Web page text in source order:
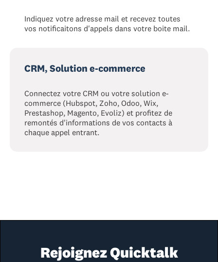
Indiquez votre adresse mail et recevez toutes
vos notificaitons d'appels dans votre boite mail.
CRM, Solution e-commerce
Connectez votre CRM ou votre solution e-
commerce (Hubspot, Zoho, Odoo, Wix,
Prestashop, Magento, Evoliz) et profitez de
remontés d'informations de vos contacts à
chaque appel entrant.
Rejoignez Quicktalk